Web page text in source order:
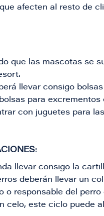
afecten al resto de
que las mascotas se
llevar consigo
para
con juguetes para
:​
llevar consigo la
deberán llevar un
o responsable del
celo, este ciclo puede